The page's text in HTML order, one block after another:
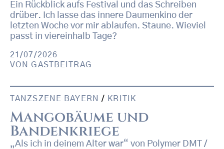
Ein Rückblick aufs Festival und das Schreiben
drüber. Ich lasse das innere Daumenkino der
letzten Woche vor mir ablaufen. Staune. Wieviel
passt in viereinhalb Tage?
21/07/2026
VONGASTBEITRAG
TANZSZENE BAYERN / KRITIK
Mangobäume und
Bandenkriege
„Als ich in deinem Alter war“ von Polymer DMT /